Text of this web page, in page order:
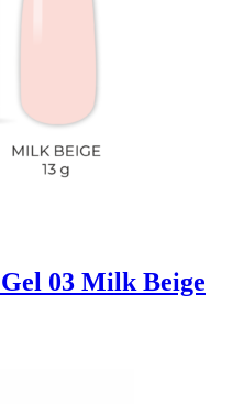
03 Milk Beige